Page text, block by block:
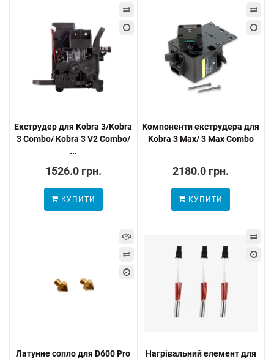
Екструдер для Kobra 3/Kobra
3 Combo/ Kobra 3 V2 Combo/
...
1526.0 грн.
КУПИТИ
Компоненти екструдера для
Kobra 3 Max/ 3 Max Combo
2180.0 грн.
КУПИТИ
Латунне сопло для D600 Pro
Нагрівальний елемент для